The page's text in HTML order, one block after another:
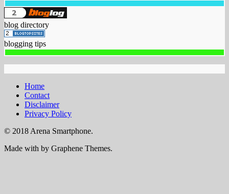
blog directory
blogging tips
Home
Contact
Disclaimer
Privacy Policy
© 2018 Arena Smartphone.
Made with by Graphene Themes.